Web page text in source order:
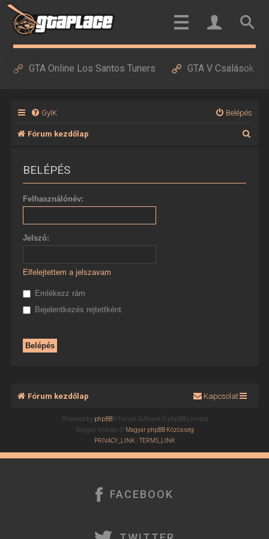
GTA Online Los Santos Tuners GTA V Csalások
GyIK Belépés
Fórum kezdőlap
BELÉPÉS
Felhasználónév:
Jelszó:
Elfelejtettem a jelszavam
Emlékezz rám
Bejelentkezés rejtettként
Fórum kezdőlap Kapcsolat
Powered by phpBB® Forum Software © phpBB Limited
Magyar fordítás © Magyar phpBB Közösség
PRIVACY_LINK |TERMS_LINK
FACEBOOK